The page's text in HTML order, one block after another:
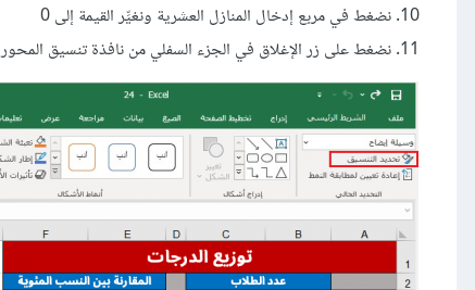
نضغط في مربع إدخال المنازل العشرية ونغيِّر القيمة إلى 0
نضغط على زر الإغلاق في الجزء السفلي من نافذة تنسيق المحور